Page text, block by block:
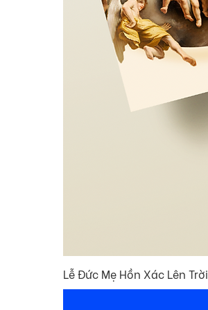
Lễ Đức Mẹ Hồn Xác Lên Trời